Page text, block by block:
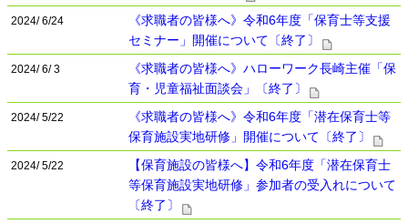
2024/ 6/24
《求職者の皆様へ》令和6年度「保育士等支援
セミナー」開催について〔終了〕
2024/ 6/ 3
《求職者の皆様へ》ハローワーク長崎主催「保
育・児童福祉面談会」〔終了〕
2024/ 5/22
《求職者の皆様へ》令和6年度「潜在保育士等
保育施設実地研修」開催について〔終了〕
2024/ 5/22
【保育施設の皆様へ】令和6年度「潜在保育士
等保育施設実地研修」参加者の受入れについて
〔終了〕